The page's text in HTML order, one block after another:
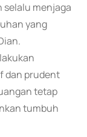
selalu menjaga
yang
dan prudent
tetap
tumbuh